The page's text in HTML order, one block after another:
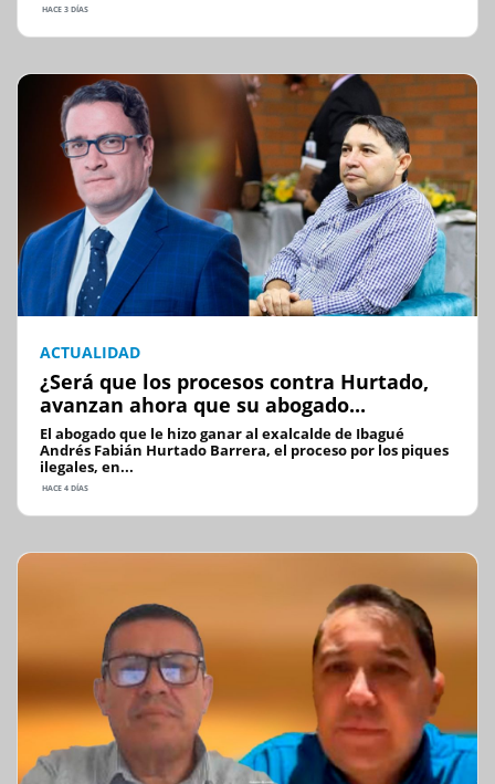
HACE 3 DÍAS
ACTUALIDAD
¿Será que los procesos contra Hurtado,
avanzan ahora que su abogado...
El abogado que le hizo ganar al exalcalde de Ibagué
Andrés Fabián Hurtado Barrera, el proceso por los piques
ilegales, en...
HACE 4 DÍAS